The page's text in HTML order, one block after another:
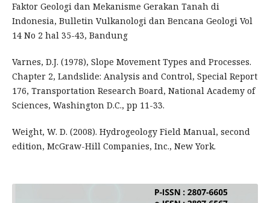
Faktor Geologi dan Mekanisme Gerakan Tanah di
Indonesia, Bulletin Vulkanologi dan Bencana Geologi Vol
14 No 2 hal 35-43, Bandung
Varnes, D.J. (1978), Slope Movement Types and Processes.
Chapter 2, Landslide: Analysis and Control, Special Report
176, Transportation Research Board, National Academy of
Sciences, Washington D.C., pp 11-33.
Weight, W. D. (2008). Hydrogeology Field Manual, second
edition, McGraw-Hill Companies, Inc., New York.